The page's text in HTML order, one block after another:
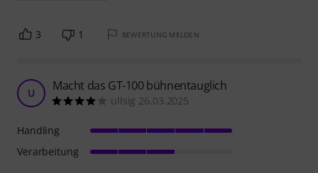
3 1 BEWERTUNG MELDEN
U Macht das GT-100 bühnentauglich
ullsig 26.03.2025
Handling
Verarbeitung